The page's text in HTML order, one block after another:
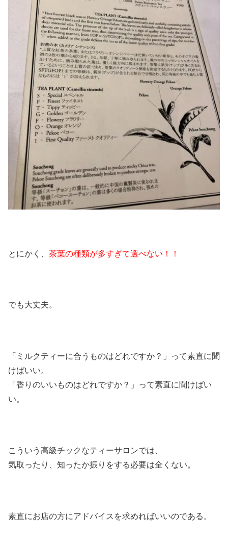
とにかく、 茶葉の種類が多すぎて選べない！！
でも大丈夫。
「ミルクティーに合うものはどれですか？」って素直に聞
けばいい。
「香りのいいものはどれですか？」って素直に聞けばい
い。
こういう高級チックなティーサロンでは、
気取ったり、知ったか振りをする必要は全くない。
素直にお店の方にアドバイスを求めればいいのである。